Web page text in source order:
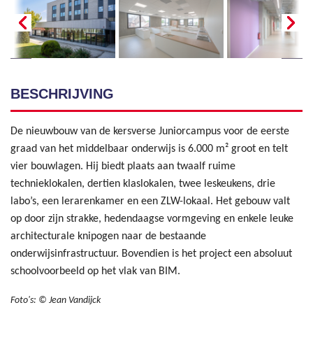
BESCHRIJVING
De nieuwbouw van de kersverse Juniorcampus voor de eerste
graad van het middelbaar onderwijs is 6.000 m² groot en telt
vier bouwlagen. Hij biedt plaats aan twaalf ruime
technieklokalen, dertien klaslokalen, twee leskeukens, drie
labo’s, een lerarenkamer en een ZLW-lokaal. Het gebouw valt
op door zijn strakke, hedendaagse vormgeving en enkele leuke
architecturale knipogen naar de bestaande
onderwijsinfrastructuur. Bovendien is het project een absoluut
schoolvoorbeeld op het vlak van BIM.
Foto's: © Jean Vandijck